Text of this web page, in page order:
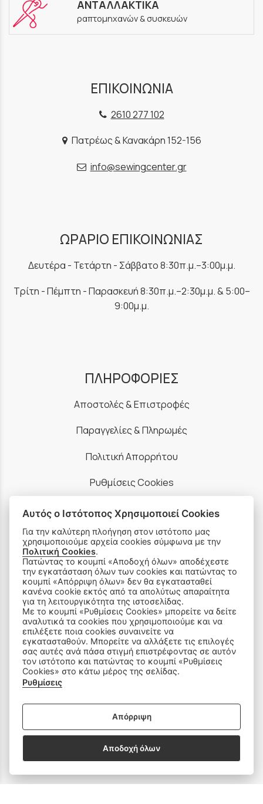
ΑΝΤΑΛΛΑΚΤΙΚΑ
ραπτομηχανών & συσκευών
ΕΠΙΚΟΙΝΩΝΙΑ
2610 277 102
Πατρέως & Κανακάρη 152-156
info@sewingcenter.gr
ΩΡΑΡΙΟ ΕΠΙΚΟΙΝΩΝΙΑΣ
Δευτέρα - Τετάρτη - Σάββατο 8:30π.μ.–3:00μ.μ.
Τρίτη - Πέμπτη - Παρασκευή 8:30π.μ.–2:30μ.μ. & 5:00–
9:00μ.μ.
ΠΛΗΡΟΦΟΡΙΕΣ
Αποστολές & Επιστροφές
Παραγγελίες & Πληρωμές
Πολιτική Απορρήτου
Ρυθμίσεις Cookies
Όροι Χρήσης & Ασφάλεια
ΠΡΟΪΟΝΤΑ
Ραπτομηχανές
Οικιακός Εξοπλισμός
Είδη Ραπτικής
SOCIAL MEDIA
Αυτός ο Ιστότοπος Χρησιμοποιεί Cookies
Για την καλύτερη πλοήγηση στον ιστότοπο μας
χρησιμοποιούμε αρχεία cookies σύμφωνα με την
Πολιτική Cookies.
Πατώντας το κουμπί «Αποδοχή όλων» αποδέχεστε
την εγκατάσταση όλων των cookies και πατώντας το
κουμπί «Απόρριψη όλων» δεν θα εγκατασταθεί
κανένα cookie εκτός από τα απολύτως απαραίτητα
για τη λειτουργικότητα της ιστοσελίδας.
Με το κουμπί «Ρυθμίσεις Cookies» μπορείτε να δείτε
αναλυτικά τα cookies που χρησιμοποιούμε και να
επιλέξετε ποια cookies συναινείτε να
εγκατασταθούν. Μπορείτε να αλλάξετε τις επιλογές
σας αυτές ανά πάσα στιγμή επιστρέφοντας σε αυτόν
τον ιστότοπο και πατώντας το κουμπί «Ρυθμίσεις
Cookies» στο κάτω μέρος της σελίδας.
Ρυθμίσεις
Απόρριψη
Αποδοχή όλων